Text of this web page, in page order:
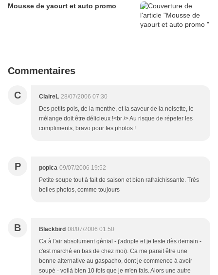
Mousse de yaourt et auto promo
Commentaires
C ClaireL 28/07/2006 07:30
Des petits pois, de la menthe, et la saveur de la noisette, le
mélange doit être délicieux !<br /> Au risque de répeter les
compliments, bravo pour tes photos !
P popica 09/07/2006 19:52
Petite soupe tout à fait de saison et bien rafraichissante. Très
belles photos, comme toujours
B Blackbird 08/07/2006 01:50
Ca à l'air absolument génial - j'adopte et je teste dès demain -
c'est marché en bas de chez moi). Ca me parait être une
bonne alternative au gaspacho, dont je commence à avoir
soupé - voilà bien 10 fois que je m'en fais. Alors une autre